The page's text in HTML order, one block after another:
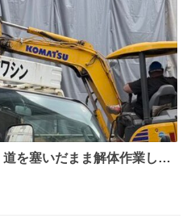
を塞いだまま解体作業して
手に写真撮るな馬鹿野郎」